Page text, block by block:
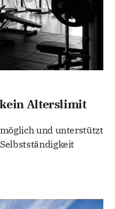
Alterslimit
und unterstützt